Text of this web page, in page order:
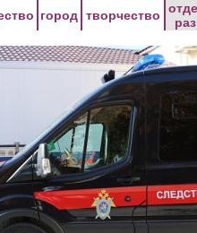
город творчество